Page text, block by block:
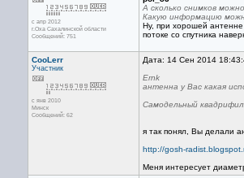
с апр 2012
г.Оха Сахалинской области
Сообщений: 751
А сколько снимков
Какую информацию
Ну, при хорошей
потоке со спутника
CooLerr
Участник
с янв 2010
Минск
Сообщений: 62
Дата: 14 Сен 2014
Ernk
антенна у Вас какая
Самодельный
я так понял, Вы делали
http://gosh-
Меня интересует